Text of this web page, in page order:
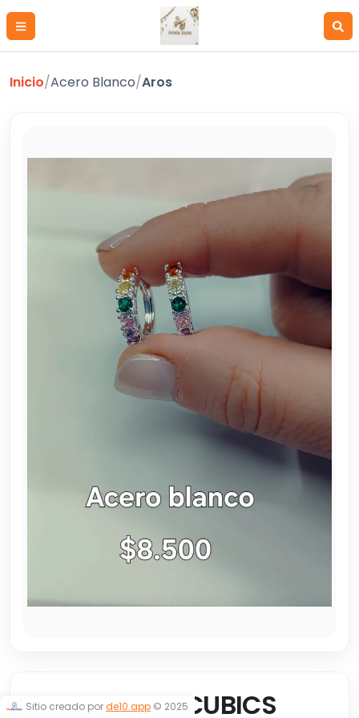
Inicio/Acero Blanco/Aros
ARGOLLITAS CUBICS
Sitio creado porde10.app © 2025